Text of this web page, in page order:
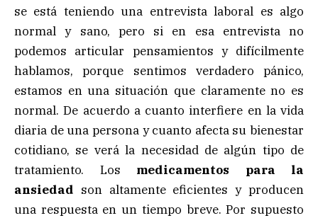
se está teniendo una entrevista laboral es algo
normal y sano, pero si en esa entrevista no
podemos articular pensamientos y difícilmente
hablamos, porque sentimos verdadero pánico,
estamos en una situación que claramente no es
normal. De acuerdo a cuanto interfiere en la vida
diaria de una persona y cuanto afecta su bienestar
cotidiano, se verá la necesidad de algún tipo de
tratamiento. Los medicamentos para la
ansiedad son altamente eficientes y producen
una respuesta en un tiempo breve. Por supuesto